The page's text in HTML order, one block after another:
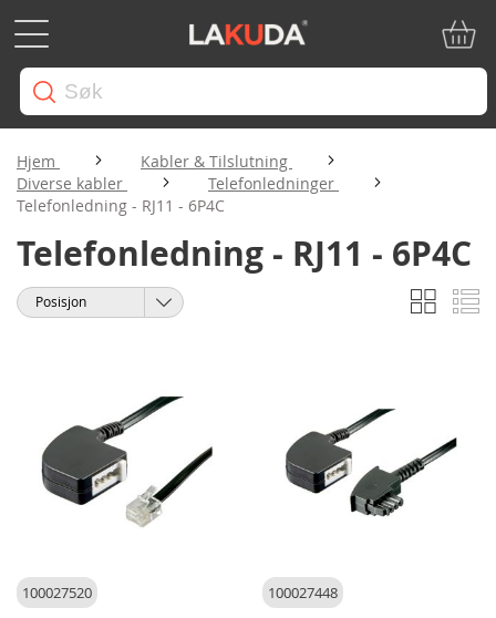
Hjem
Kabler & Tilslutning
Diverse kabler
Telefonledninger
Telefonledning - RJ11 - 6P4C
Telefonledning - RJ11 - 6P4C
Vise
som
Sorter
100027520 100027448